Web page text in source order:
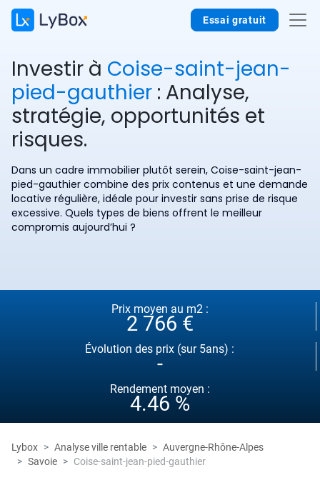
Essai gratuit
Investir à Coise-saint-jean-
pied-gauthier : Analyse,
stratégie, opportunités et
risques.
Dans un cadre immobilier plutôt serein, Coise-saint-jean-
pied-gauthier combine des prix contenus et une demande
locative régulière, idéale pour investir sans prise de risque
excessive. Quels types de biens offrent le meilleur
compromis aujourd’hui ?
Prix moyen au m2 :
2 766 €
Évolution des prix (sur 5ans) :
-
Rendement moyen :
4.46 %
Lybox Analyse ville rentable
Auvergne-Rhône-Alpes
Savoie
Coise-saint-jean-pied-gauthier